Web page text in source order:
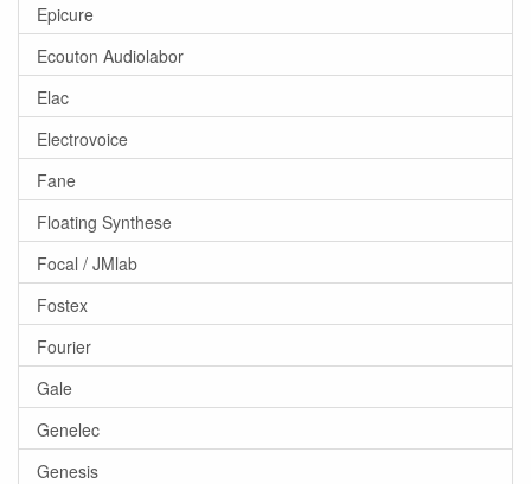
Epicure
Ecouton Audiolabor
Elac
Electrovoice
Fane
Floating Synthese
Focal / JMlab
Fostex
Fourier
Gale
Genelec
Genesis